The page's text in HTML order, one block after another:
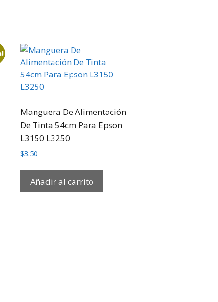
Manguera De Alimentación
De Tinta 54cm Para Epson
L3150 L3250
$3.50
Añadir al carrito